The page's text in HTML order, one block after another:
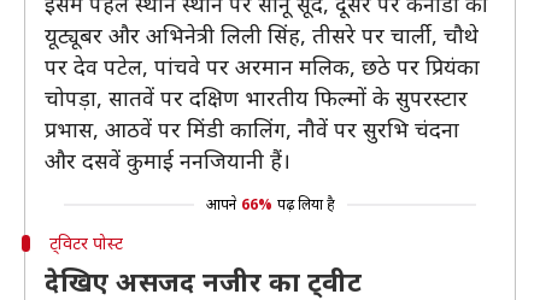
यूट्यूबर और अभिनेत्री लिली सिंह, तीसरे पर चार्ली, चौथे
पर देव पटेल, पांचवे पर अरमान मलिक, छठे पर प्रियंका
चोपड़ा, सातवें पर दक्षिण भारतीय फिल्मों के सुपरस्टार
प्रभास, आठवें पर मिंडी कालिंग, नौवें पर सुरभि चंदना
और दसवें कुमाई ननजियानी हैं।
आपने 66% पढ़ लिया है
ट्विटर पोस्ट
देखिए असजद नजीर का ट्वीट